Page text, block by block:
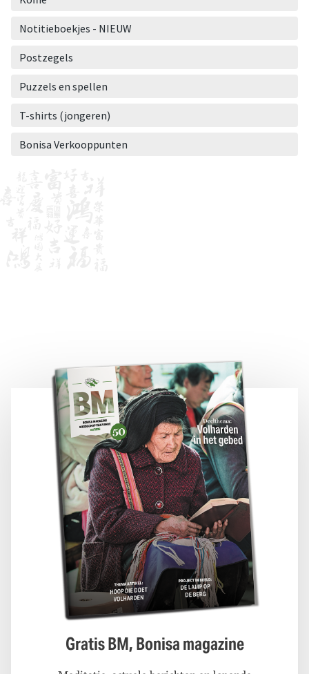
Notitieboekjes - NIEUW
Postzegels
Puzzels en spellen
T-shirts (jongeren)
Bonisa Verkooppunten
Gratis BM, Bonisa magazine